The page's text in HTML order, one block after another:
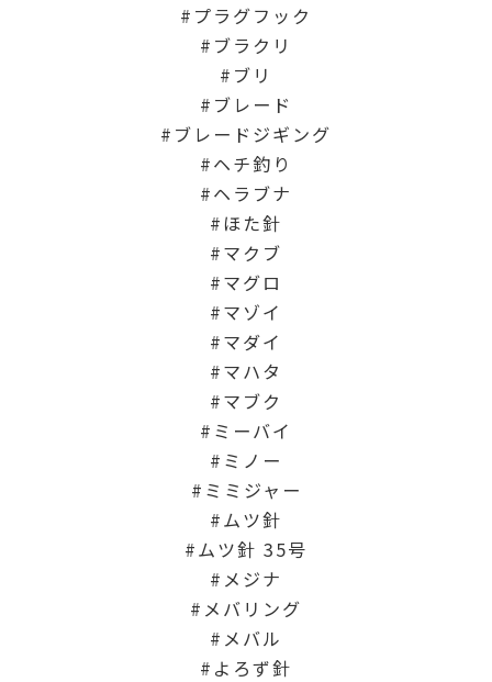
プラグフック
ブラクリ
ブリ
ブレード
ブレードジギング
ヘチ釣り
ヘラブナ
ほた針
マクブ
マグロ
マゾイ
マダイ
マハタ
マブク
ミーバイ
ミノー
ミミジャー
ムツ針
ムツ針 35号
メジナ
メバリング
メバル
よろず針